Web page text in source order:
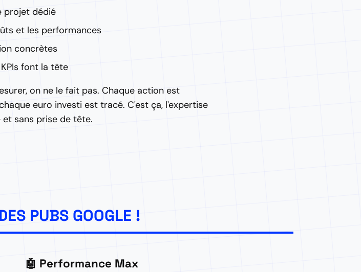
projet dédié
et les performances
concrètes
font la tête
on ne le fait pas. Chaque action est
euro investi est tracé. C'est ça, l'expertise
et sans prise de tête.
PUBS GOOGLE !
🤖 Performance Max